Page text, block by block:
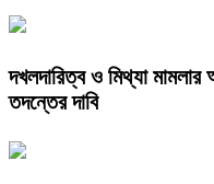
দখলদারিত্ব ও মিথ্যা
তদন্তের দাবি